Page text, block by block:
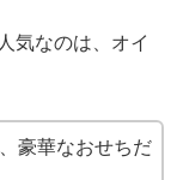
気なのは、オイ
豪華なおせちだ